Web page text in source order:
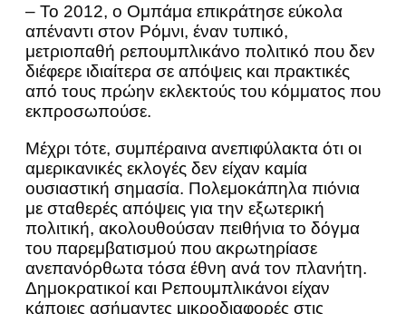
– Το 2012, ο Ομπάμα επικράτησε εύκολα
απέναντι στον Ρόμνι, έναν τυπικό,
μετριοπαθή ρεπουμπλικάνο πολιτικό που δεν
διέφερε ιδιαίτερα σε απόψεις και πρακτικές
από τους πρώην εκλεκτούς του κόμματος που
εκπροσωπούσε.
Μέχρι τότε, συμπέραινα ανεπιφύλακτα ότι οι
αμερικανικές εκλογές δεν είχαν καμία
ουσιαστική σημασία. Πολεμοκάπηλα πιόνια
με σταθερές απόψεις για την εξωτερική
πολιτική, ακολουθούσαν πειθήνια το δόγμα
του παρεμβατισμού που ακρωτηρίασε
ανεπανόρθωτα τόσα έθνη ανά τον πλανήτη.
Δημοκρατικοί και Ρεπουμπλικάνοι είχαν
κάποιες ασήμαντες μικροδιαφορές στις